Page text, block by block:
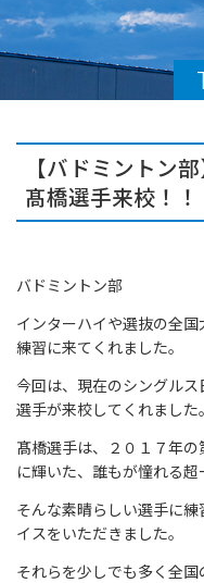
【バドミントン
髙橋選手来校！！
バドミントン部
インターハイや選抜の全
練習に来てくれました。
今回は、現在のシングルス
選手が来校してくれました。
髙橋選手は、２０１７年の
に輝いた、誰もが憧れる超
そんな素晴らしい選手に
イスをいただきました。
それらを少しでも多く全国